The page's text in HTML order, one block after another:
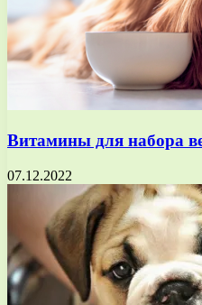
Витамины для набора
07.12.2022